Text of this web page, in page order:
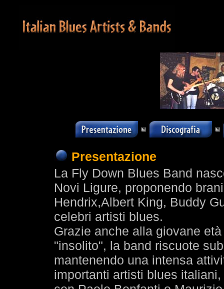
Presentazione
La Fly Down Blues Band
Novi Ligure, proponendo
Hendrix,Albert King, Buddy
celebri artisti blues.
Grazie anche alla giovane
"insolito", la band riscuote
mantenendo una intensa
importanti artisti blues